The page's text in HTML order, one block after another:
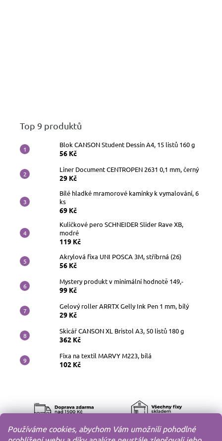
Používáme cookies, abychom Vám umožnili pohodlné
Top 9 produktů
Blok CANSON Student Dessin A4, 15 listů 160 g
56 Kč
Liner Document CENTROPEN 2631 0,1 mm, černý
29 Kč
Bílé hladké mramorové kamínky k vymalování, 6
ks
69 Kč
Kuličkové pero SCHNEIDER Slider Rave XB,
modré
119 Kč
Akrylová fixa UNI POSCA 3M, stříbrná (26)
56 Kč
Mystery produkt v minimální hodnotě 149,-
99 Kč
Gelový roller ARRTX Gelly Ink Pen 1 mm, bílý
29 Kč
Skicář CANSON XL Bristol A3, 50 listů 180 g
362 Kč
Fixa na textil MARVY M223, bílá
102 Kč